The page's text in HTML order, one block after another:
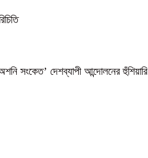
সংকেত’ দেশব্যাপী আন্দোলনের হুঁশিয়ারি